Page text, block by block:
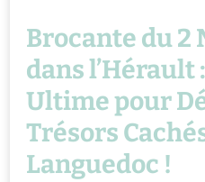
Brocante du 2
dans l’Hérault
Ultime pour
Trésors
Languedoc !